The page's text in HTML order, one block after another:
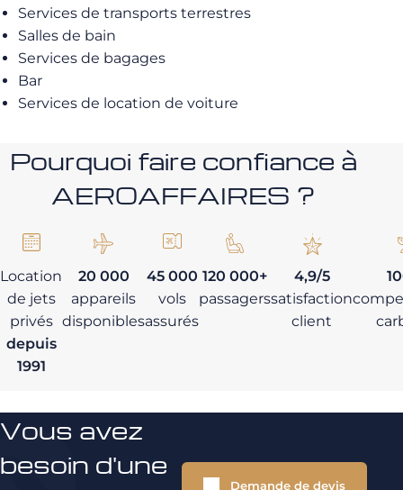
Services de transports terrestres
Salles de bain
Services de bagages
Bar
Services de location de voiture
Pourquoi faire confiance à
AEROAFFAIRES ?
Location
de jets
privés
depuis
1991
20 000
appareils
disponibles
45 000
vols
assurés
120 000+
passagers
4,9/5
satisfaction
client
Vous avez
besoin d'une
Demande de devis